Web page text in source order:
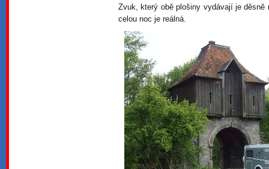
Zvuk, který obě plošiny vydávají je děsně
celou noc je reálná.